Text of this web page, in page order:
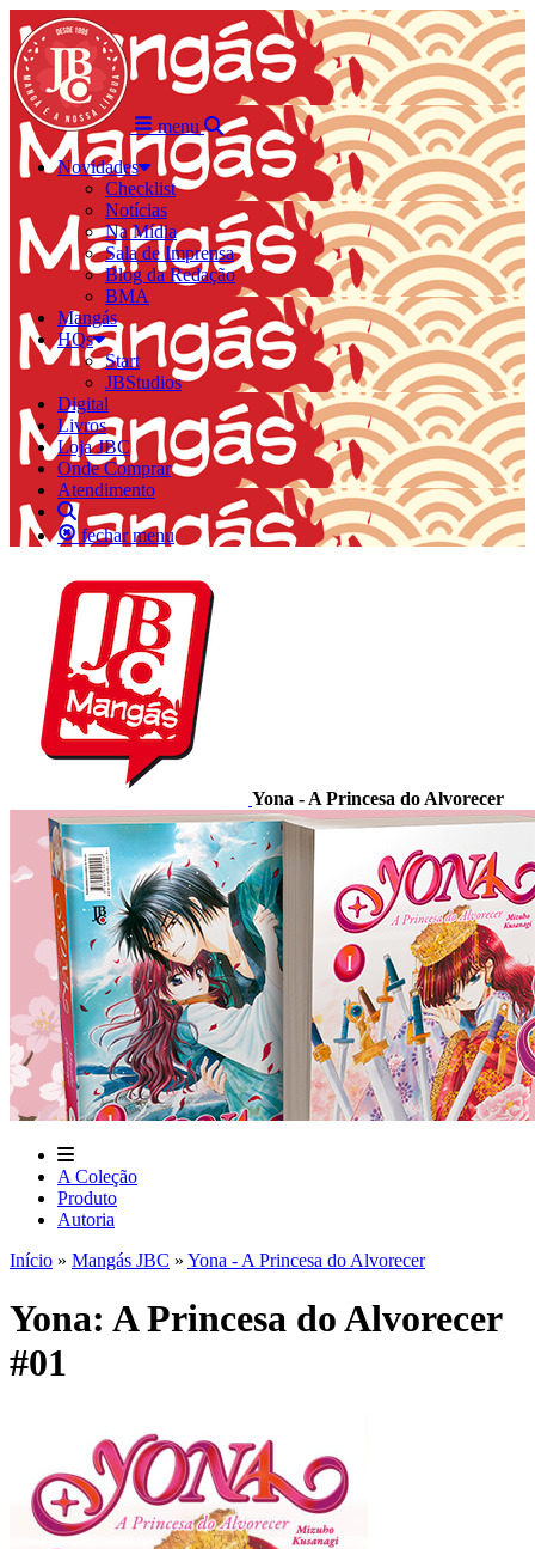
menu
Novidades
Checklist
Notícias
Na Mídia
Sala de Imprensa
Blog da Redação
BMA
Mangás
HQs
Start
JBStudios
Digital
Livros
Loja JBC
Onde Comprar
Atendimento
fechar menu
Yona - A Princesa do Alvorecer
A Coleção
Produto
Autoria
Início » Mangás JBC » Yona - A Princesa do Alvorecer
Yona: A Princesa do Alvorecer
#01